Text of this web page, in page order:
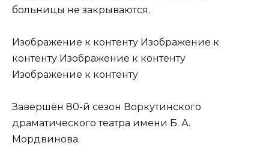
больницы не закрываются.
Изображение к контенту Изображение к
контенту Изображение к контенту
Изображение к контенту
Завершён 80-й сезон Воркутинского
драматического театра имени Б. А.
Мордвинова.